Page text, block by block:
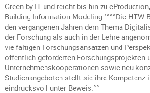
Green by IT und reicht bis hin zu
Building Information Modeling.°°°°Die HTW
den vergangenen Jahren dem Thema
der Forschung als auch in der Lehre
vielfältigen Forschungsansätzen und
öffentlich geförderten Forschungsprojekten
Unternehmenskooperationen sowie neu
Studienangeboten stellt sie ihre Kompetenz
eindrucksvoll unter Beweis.°°